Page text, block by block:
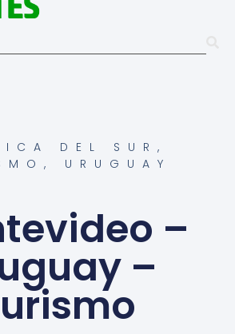
DEL SUR ,
, URUGUAY
–
–